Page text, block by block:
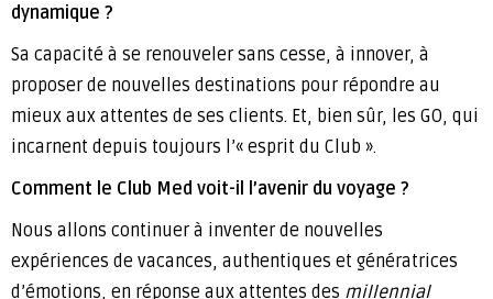
dynamique ?
Sa capacité à se renouveler sans cesse, à innover, à
proposer de nouvelles destinations pour répondre au
mieux aux attentes de ses clients. Et, bien sûr, les GO, qui
incarnent depuis toujours l’« esprit du Club ».
Comment le Club Med voit-il l’avenir du voyage ?
Nous allons continuer à inventer de nouvelles
expériences de vacances, authentiques et génératrices
d’émotions, en réponse aux attentes des millennial